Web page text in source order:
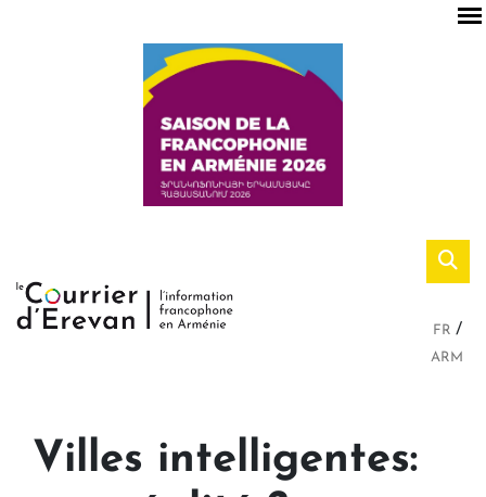
FR
ARM
Villes intelligentes: